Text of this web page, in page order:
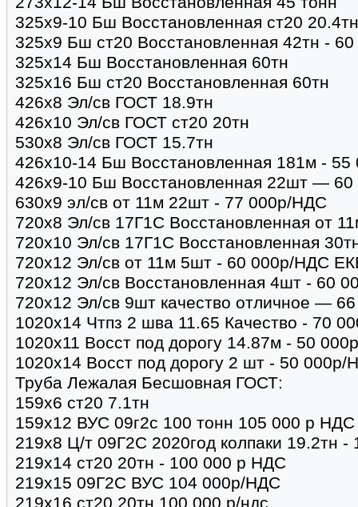
325х9-10 Бш Восстановленная ст20
325х9 Бш ст20 Восстановленная 42тн -
325х14 Бш Восстановленная 60тн
325х16 Бш ст20 Восстановленная 60тн
426х8 Эл/св ГОСТ 18.9тн
426х10 Эл/св ГОСТ ст20 20тн
530х8 Эл/св ГОСТ 15.7тн
426х10-14 Бш Восстановленная 181м - 55
426х9-10 Бш Восстановленная 22шт — 60
630х9 эл/св от 11м 22шт - 77 000р/НДС
720х8 Эл/св 17Г1С Восстановленная от
720х10 Эл/св 17Г1С Восстановленная
720х12 Эл/св от 11м 5шт - 60 000р/НДС
720х12 Эл/св Восстановленная 4шт - 60
720х12 Эл/св 9шт качество отличное —
1020х14 Чтпз 2 шва 11.65 Качество - 70
1020х11 Восст под дорогу 14.87м - 50
1020х14 Восст под дорогу 2 шт - 50 000р/
Труба Лежалая Бесшовная ГОСТ:
159х6 ст20 7.1тн
159х12 ВУС 09г2с 100 тонн 105 000 р НДС
219х8 Ц/т 09Г2С 2020год колпаки 19.2тн -
219х14 ст20 20тн - 100 000 р НДС
219х15 09Г2С ВУС 104 000р/НДС